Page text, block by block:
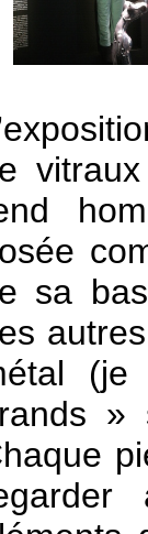
vitraux
sa
(je
»